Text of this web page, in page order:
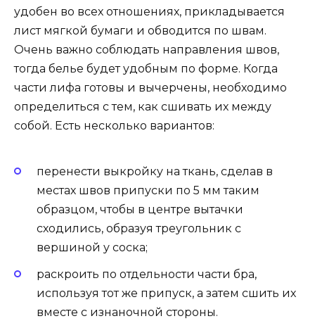
удобен во всех отношениях, прикладывается
лист мягкой бумаги и обводится по швам.
Очень важно соблюдать направления швов,
тогда белье будет удобным по форме. Когда
части лифа готовы и вычерчены, необходимо
определиться с тем, как сшивать их между
собой. Есть несколько вариантов:
перенести выкройку на ткань, сделав в
местах швов припуски по 5 мм таким
образцом, чтобы в центре вытачки
сходились, образуя треугольник с
вершиной у соска;
раскроить по отдельности части бра,
используя тот же припуск, а затем сшить их
вместе с изнаночной стороны.